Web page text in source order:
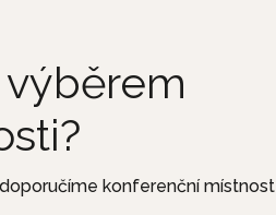
konferenční místnost